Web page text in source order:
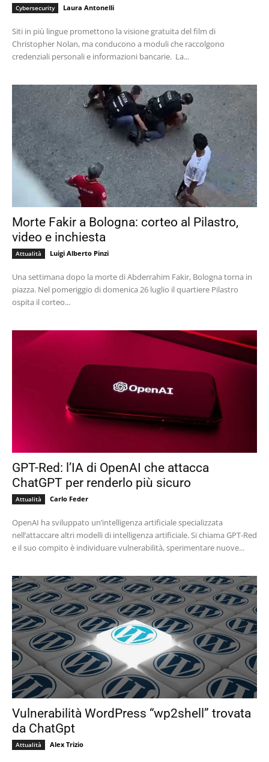
Cybersecurity Laura Antonelli
Siti in più lingue promettono la visione gratuita del film di
Christopher Nolan, ma conducono a moduli che raccolgono
credenziali personali e informazioni bancarie. La...
Morte Fakir a Bologna: corteo al Pilastro,
video e inchiesta
Attualità Luigi Alberto Pinzi
Una settimana dopo la morte di Abderrahim Fakir, Bologna torna in
piazza. Nel pomeriggio di domenica 26 luglio il quartiere Pilastro
ospita il corteo...
GPT-Red: l’IA di OpenAI che attacca
ChatGPT per renderlo più sicuro
Attualità Carlo Feder
OpenAI ha sviluppato un’intelligenza artificiale specializzata
nell’attaccare altri modelli di intelligenza artificiale. Si chiama GPT-Red
e il suo compito è individuare vulnerabilità, sperimentare nuove...
Vulnerabilità WordPress “wp2shell” trovata
da ChatGpt
Attualità Alex Trizio